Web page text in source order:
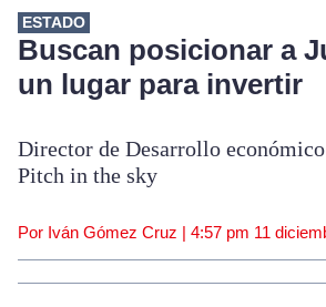
ESTADO
Buscan posicionar a
un lugar para invertir
Director de Desarrollo
Pitch in the sky
Por Iván Gómez Cruz | 4:57 pm 11